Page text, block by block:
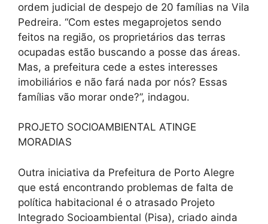
ordem judicial de despejo de 20 famílias na Vila
Pedreira. “Com estes megaprojetos sendo
feitos na região, os proprietários das terras
ocupadas estão buscando a posse das áreas.
Mas, a prefeitura cede a estes interesses
imobiliários e não fará nada por nós? Essas
famílias vão morar onde?”, indagou.
PROJETO SOCIOAMBIENTAL ATINGE
MORADIAS
Outra iniciativa da Prefeitura de Porto Alegre
que está encontrando problemas de falta de
política habitacional é o atrasado Projeto
Integrado Socioambiental (Pisa), criado ainda